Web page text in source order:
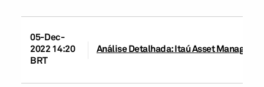
05-Dec-
2022 14:20
BRT
Análise Detalhada: Itaú Asset